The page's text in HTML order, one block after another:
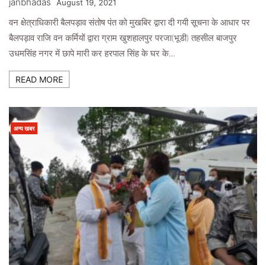
August 19, 2021
वन क्षेत्राधिकारी बैलपड़ाव संतोष पंत को मुखबिर द्वारा दी गयी सूचना के आधार पर
बैलपड़ाव राजि वन कर्मियों द्वारा ग्राम खुशहालपुर परजा(भूडी) तहसील बाजपुर
उधमसिंह नगर में छापे मारी कर हरपाल सिंह के घर के…
READ MORE
अन्य खबर